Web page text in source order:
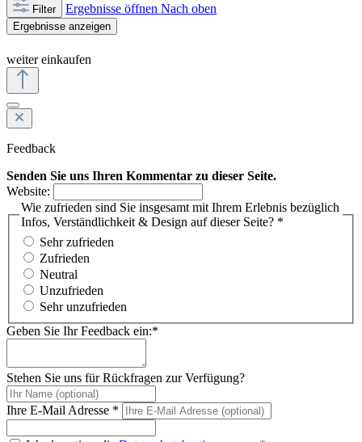
Filter Ergebnisse öffnen Nach oben
Ergebnisse anzeigen
weiter einkaufen
Feedback
Senden Sie uns Ihren Kommentar zu dieser Seite.
Website:
Wie zufrieden sind Sie insgesamt mit Ihrem Erlebnis bezüglich
Infos, Verständlichkeit & Design auf dieser Seite? *
Sehr zufrieden
Zufrieden
Neutral
Unzufrieden
Sehr unzufrieden
Geben Sie Ihr Feedback ein:*
Stehen Sie uns für Rückfragen zur Verfügung?
Ihre E-Mail Adresse *